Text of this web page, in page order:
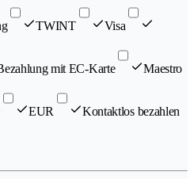
TWINT Visa
mit EC-Karte Maestro
EUR Kontaktlos bezahlen